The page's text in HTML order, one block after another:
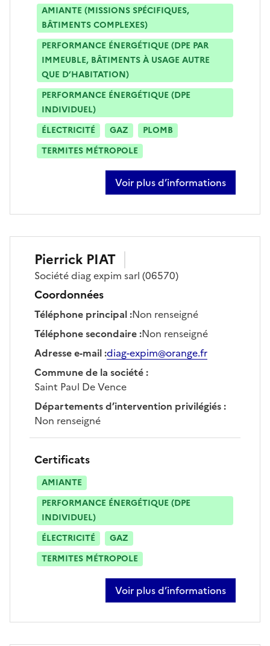
AMIANTE (MISSIONS SPÉCIFIQUES,
BÂTIMENTS COMPLEXES)
PERFORMANCE ÉNERGÉTIQUE (DPE PAR
IMMEUBLE, BÂTIMENTS À USAGE AUTRE
QUE D’HABITATION)
PERFORMANCE ÉNERGÉTIQUE (DPE
INDIVIDUEL)
ÉLECTRICITÉ
GAZ
PLOMB
TERMITES MÉTROPOLE
Voir plus d’informations
sur mathieu friou
Pierrick PIAT
Sociétédiag expim sarl (06570)
Coordonnées
Téléphone principal:Non renseigné
Téléphone secondaire:Non renseigné
Adresse e-mail:diag-expim@orange.fr
Commune de la société:
Saint Paul De Vence
Départements d’intervention privilégiés:
Non renseigné
Certificats
AMIANTE
PERFORMANCE ÉNERGÉTIQUE (DPE
INDIVIDUEL)
ÉLECTRICITÉ
GAZ
TERMITES MÉTROPOLE
Voir plus d’informations
sur pierrick piat